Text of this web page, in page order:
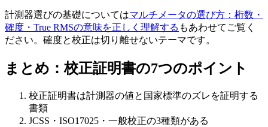
計測器選びの基礎についてはマルチメータの選び方：桁数・
確度・True RMSの意味を正しく理解する もあわせてご覧く
ださい。確度と校正は切り離せないテーマです。
まとめ：校正証明書の7つのポイント
校正証明書は計測器の値と国家標準のズレを証明する
書類
JCSS・ISO17025・一般校正の3種類がある